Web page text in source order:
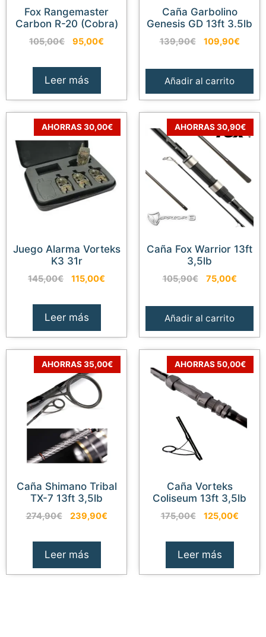
Fox Rangemaster
Carbon R-20 (Cobra)
105,00€
El
original
era:
95,00€
Leer más
Caña Garbolino
Genesis GD 13ft 3.5lb
139,90€
El
era:
109,90€El
Añadir al carrito
AHORRAS 30,00€
Juego Alarma Vorteks
K3 31r
145,00€
El
original
era:
115,00€
Leer más
AHORRAS 30,90€
Caña Fox Warrior 13ft
3,5lb
105,90€
El
era:
75,00€El
Añadir al carrito
AHORRAS 35,00€
Caña Shimano Tribal
TX-7 13ft 3,5lb
274,90€
El
original
era:
239,90€El
Leer más
AHORRAS 50,00€
Caña Vorteks
Coliseum 13ft 3,5lb
175,00€
El
original
era:
125,00€El
Leer más